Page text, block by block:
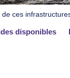
ces
disponibles